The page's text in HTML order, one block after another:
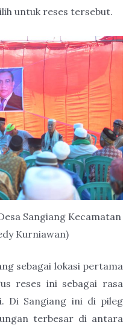
untuk reses tersebut.
Sangiang Kecamatan
Kurniawan)
sebagai lokasi pertama
reses ini sebagai rasa
Di Sangiang ini di pileg
terbesar di antara